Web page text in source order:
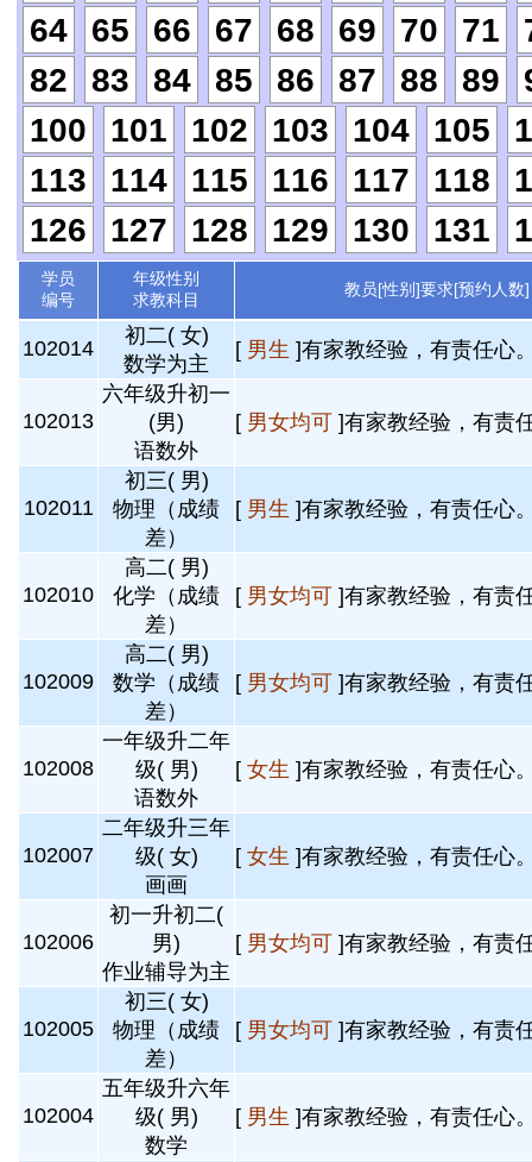
64
65 66 67 68 69 70 71
82
83 84 85 86 87 88 89
100
101 102 103 104 105
113
114 115 116 117 118
126
127 128 129 130 131
学员
编号
年级性别
求教科目
教员[性别]要求[预约人数]
102014
初二( 女)
数学为主
[ 男生 ]有家教经验，有责任心
102013
六年级升初一
(男)
语数外
[ 男女均可 ]有家教经验，有责
102011
初三( 男)
物理（成绩
差）
[ 男生 ]有家教经验，有责任心
102010
高二( 男)
化学（成绩
差）
[ 男女均可 ]有家教经验，有责
102009
高二( 男)
数学（成绩
差）
[ 男女均可 ]有家教经验，有责
102008
一年级升二年
级( 男)
语数外
[ 女生 ]有家教经验，有责任心
102007
二年级升三年
级( 女)
画画
[ 女生 ]有家教经验，有责任心
102006
初一升初二(
男)
作业辅导为主
[ 男女均可 ]有家教经验，有责
102005
初三( 女)
物理（成绩
差）
[ 男女均可 ]有家教经验，有责
102004
五年级升六年
级( 男)
数学
[ 男生 ]有家教经验，有责任心